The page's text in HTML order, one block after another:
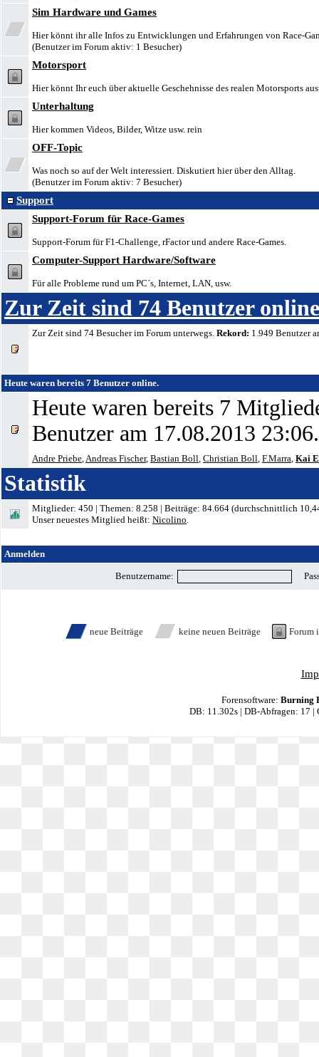
Sim Hardware und Games
Hier könnt ihr alle Infos zu Entwicklungen und Erfahrungen von Race-
(Benutzer im Forum aktiv: 1 Besucher)
Motorsport
Hier könnt Ihr euch über aktuelle Geschehnisse des realen Motorsports
Unterhaltung
Hier kommen Videos, Bilder, Witze usw. rein
OFF-Topic
Was noch so auf der Welt interessiert. Diskutiert hier über den Alltag.
(Benutzer im Forum aktiv: 7 Besucher)
Support
Support-Forum für Race-Games
Support-Forum für F1-Challenge, rFactor und andere Race-Games.
Computer-Support Hardware/Software
Für alle Probleme rund um PC´s, Internet, LAN, usw.
Zur Zeit sind 74 Benutzer
Zur Zeit sind 74 Besucher im Forum unterwegs. Rekord: 1.949 Benutzer
Heute waren bereits 7 Benutzer online.
Heute waren bereits 7
Benutzer am 17.08.2013 23:06.
Andre Priebe,Andreas Fischer, Bastian Boll, Christian Boll, F.Marra, Kai
Statistik
Mitglieder: 450 | Themen: 8.258 | Beiträge: 84.664 (durchschnittlich
Unser neuestes Mitglied heißt: Nicolino.
Anmelden
Benutzername:
neue Beiträge keine neuen Beiträge Forum
Forensoftware: Burning
DB: 11.302s | DB-Abfragen: 17 |